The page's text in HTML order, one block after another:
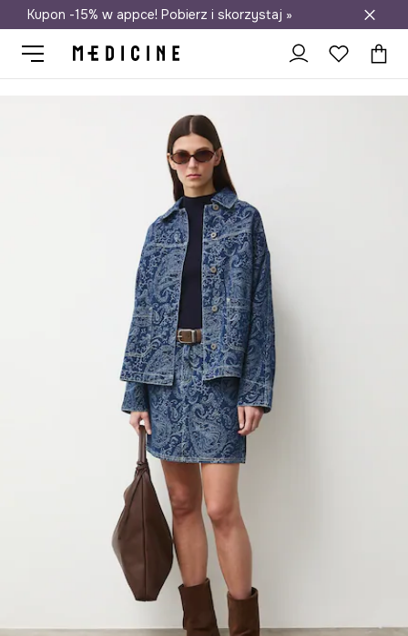
Darmowa dostawa do salonów
Kupon -15% w appce! Pobierz i skorzystaj »